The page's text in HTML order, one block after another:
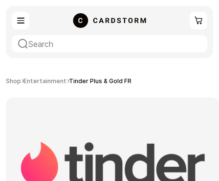
Shop Entertainment Tinder Plus & Gold FR